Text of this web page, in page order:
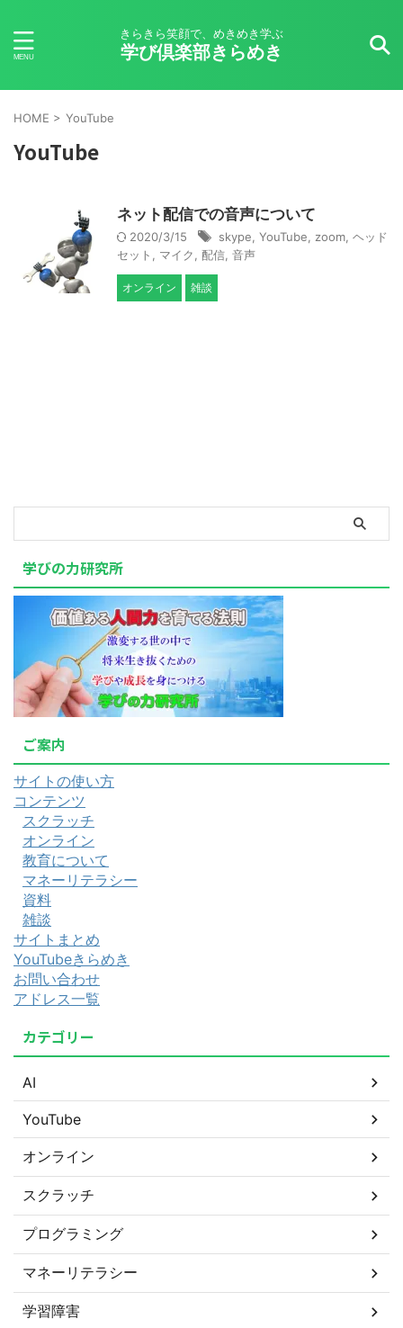
きらきら笑顔で、めきめき学ぶ
学び倶楽部きらめき
HOME > YouTube
YouTube
ネット配信での音声について
2020/3/15 skype YouTube zoom ヘッド
セット
マイク 配信 音声
オンライン 雑談
学びの力研究所
ご案内
サイトの使い方
コンテンツ
スクラッチ
オンライン
教育について
マネーリテラシー
資料
雑談
サイトまとめ
YouTubeきらめき
お問い合わせ
アドレス一覧
カテゴリー
AI
YouTube
オンライン
スクラッチ
プログラミング
マネーリテラシー
学習障害